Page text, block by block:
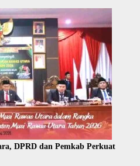
DPRD dan Pemkab Perkuat